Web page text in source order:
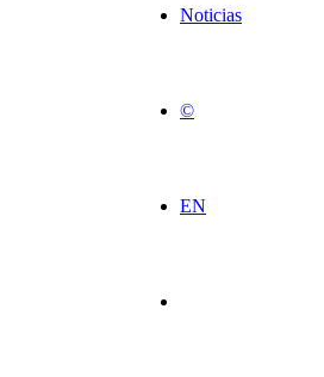
Noticias
©
EN